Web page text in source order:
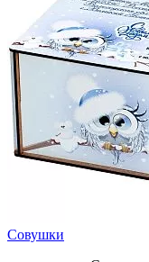
Совушки